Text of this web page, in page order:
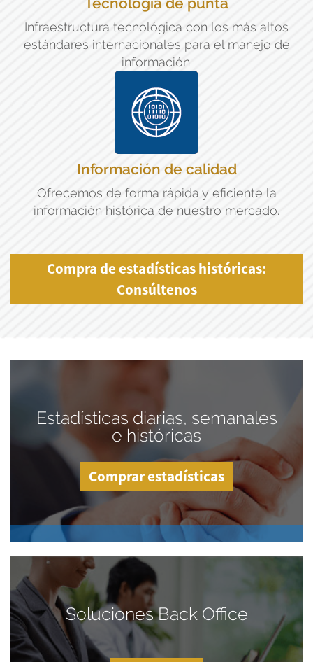
Infraestructura tecnológica con los más altos
estándares internacionales para el manejo de
información.
Información de calidad
Ofrecemos de forma rápida y eficiente la
información histórica de nuestro mercado.
Compra de estadísticas históricas:
Consúltenos
Estadísticas diarias, semanales
e históricas
Comprar estadísticas
Soluciones Back Office